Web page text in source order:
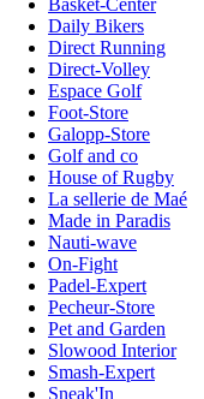
Daily Bikers
Direct Running
Direct-Volley
Espace Golf
Foot-Store
Galopp-Store
Golf and co
House of Rugby
La sellerie de Maé
Made in Paradis
Nauti-wave
On-Fight
Padel-Expert
Pecheur-Store
Pet and Garden
Slowood Interior
Smash-Expert
Sneak'In